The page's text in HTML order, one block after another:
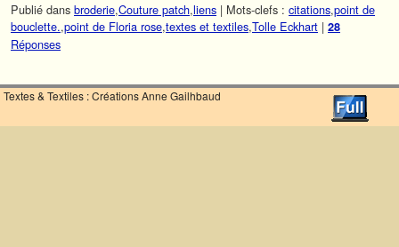
Publié dans broderie,Couture patch,liens | Mots-clefs : citations,point de
bouclette.,point de Floria rose,textes et textiles,Tolle Eckhart | 28
Réponses
Textes & Textiles : Créations Anne Gailhbaud